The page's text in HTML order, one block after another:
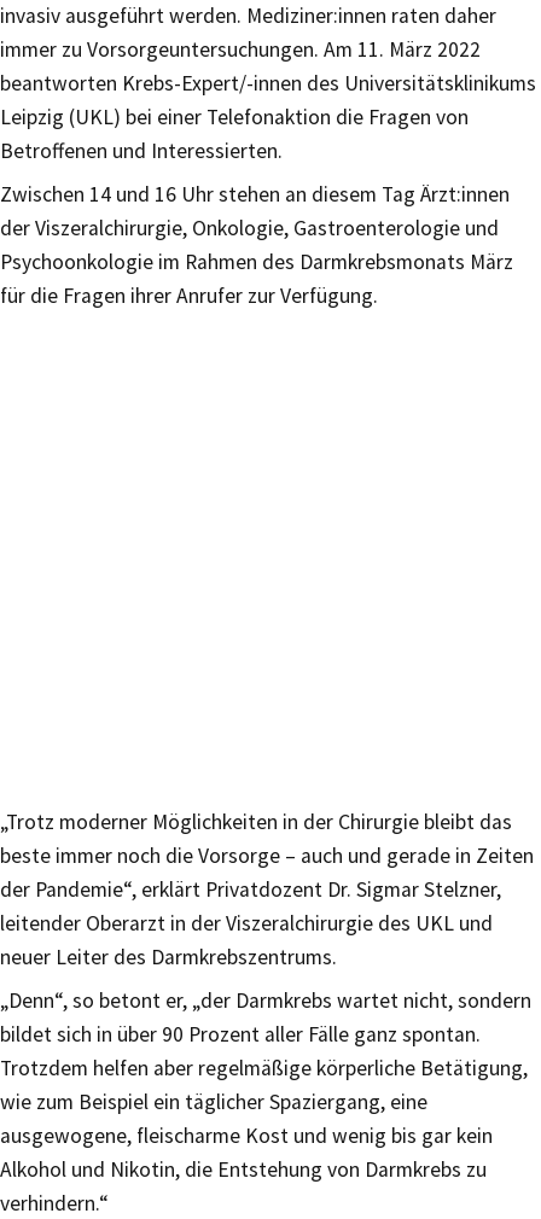
invasiv ausgeführt werden. Mediziner:innen raten daher
immer zu Vorsorgeuntersuchungen. Am 11. März 2022
beantworten Krebs-Expert/-innen des Universitätsklinikums
Leipzig (UKL) bei einer Telefonaktion die Fragen von
Betroffenen und Interessierten.
Zwischen 14 und 16 Uhr stehen an diesem Tag Ärzt:innen
der Viszeralchirurgie, Onkologie, Gastroenterologie und
Psychoonkologie im Rahmen des Darmkrebsmonats März
für die Fragen ihrer Anrufer zur Verfügung.
„Trotz moderner Möglichkeiten in der Chirurgie bleibt das
beste immer noch die Vorsorge – auch und gerade in Zeiten
der Pandemie“, erklärt Privatdozent Dr. Sigmar Stelzner,
leitender Oberarzt in der Viszeralchirurgie des UKL und
neuer Leiter des Darmkrebszentrums.
„Denn“, so betont er, „der Darmkrebs wartet nicht, sondern
bildet sich in über 90 Prozent aller Fälle ganz spontan.
Trotzdem helfen aber regelmäßige körperliche Betätigung,
wie zum Beispiel ein täglicher Spaziergang, eine
ausgewogene, fleischarme Kost und wenig bis gar kein
Alkohol und Nikotin, die Entstehung von Darmkrebs zu
verhindern.“